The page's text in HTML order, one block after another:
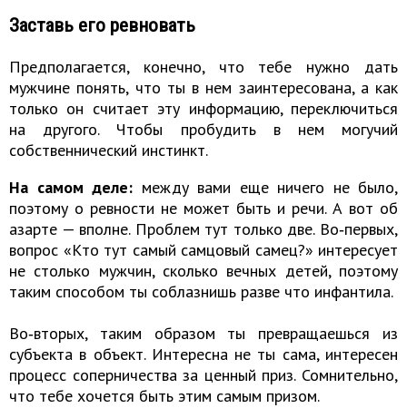
Заставь его ревновать
Предполагается, конечно, что тебе нужно дать
мужчине понять, что ты в нем заинтересована, а как
только он считает эту информацию, переключиться
на другого. Чтобы пробудить в нем могучий
собственнический инстинкт.
На самом деле: между вами еще ничего не было,
поэтому о ревности не может быть и речи. А вот об
азарте — вполне. Проблем тут только две. Во‑первых,
вопрос «Кто тут самый самцовый самец?» интересует
не столько мужчин, сколько вечных детей, поэтому
таким способом ты соблазнишь разве что инфантила.
Во‑вторых, таким образом ты превращаешься из
субъекта в объект. Интересна не ты сама, интересен
процесс соперничества за ценный приз. Сомнительно,
что тебе хочется быть этим самым призом.